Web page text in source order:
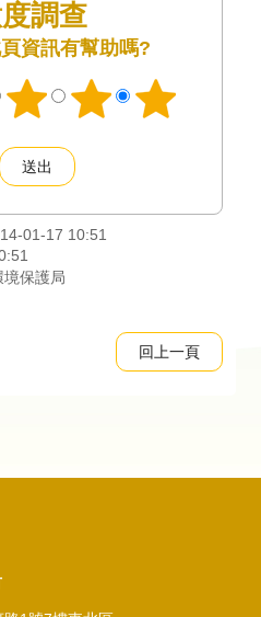
資訊有幫助嗎?
01-17 10:51
保護局
回上一頁